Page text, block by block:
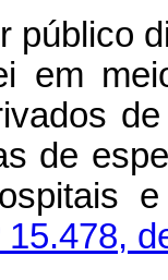
público
em
de